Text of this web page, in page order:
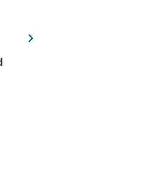
Eine